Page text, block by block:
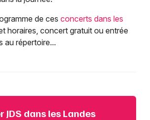
de ces concerts dans les
horaires, concert gratuit ou entrée
répertoire...
dans les Landes